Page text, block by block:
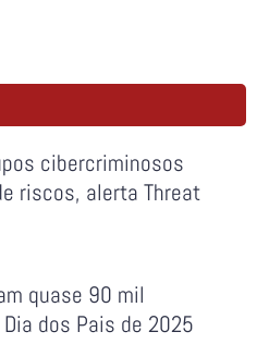
cibercriminosos
riscos, alerta Threat
quase 90 mil
dos Pais de 2025